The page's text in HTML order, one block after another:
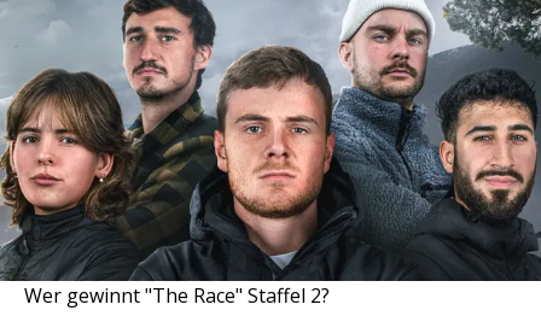
Wer gewinnt "The Race" Staffel 2?